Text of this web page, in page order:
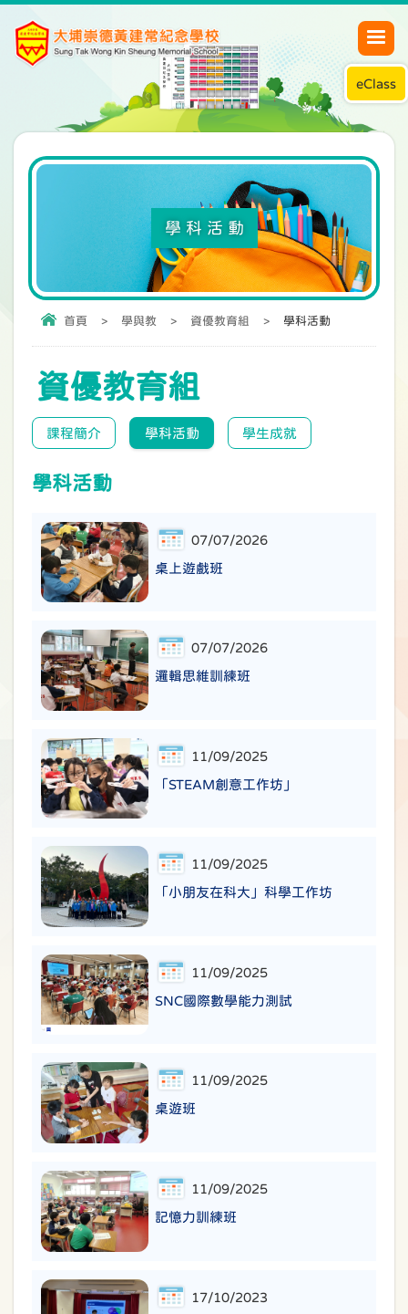
eClass
學科活動
首頁 > 學與教 > 資優教育組 > 學科活動
資優教育組
課程簡介 學科活動 學生成就
學科活動
07/07/2026
桌上遊戲班
07/07/2026
邏輯思維訓練班
11/09/2025
「STEAM創意工作坊」
11/09/2025
「小朋友在科大」科學工作坊
11/09/2025
SNC國際數學能力測試
11/09/2025
桌遊班
11/09/2025
記憶力訓練班
17/10/2023